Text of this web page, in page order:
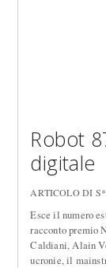
Robot
digitale
ARTICOLO DI
Esce il numero
racconto premio
Caldiani, Alain
ucronie, il